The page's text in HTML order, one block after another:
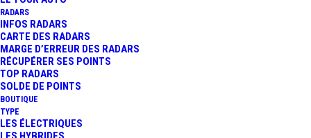
RADARS
INFOS RADARS
CARTE DES RADARS
MARGE D’ERREUR DES RADARS
RÉCUPÉRER SES POINTS
TOP RADARS
SOLDE DE POINTS
BOUTIQUE
TYPE
LES ÉLECTRIQUES
1 Minute